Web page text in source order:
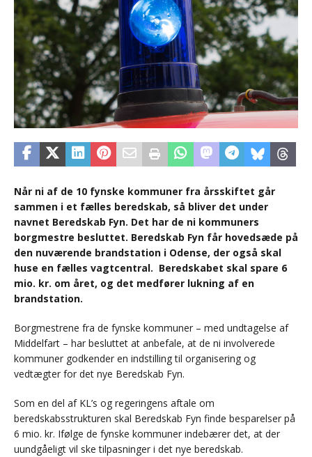
Når ni af de 10 fynske kommuner fra årsskiftet går
sammen i et fælles beredskab, så bliver det under
navnet Beredskab Fyn. Det har de ni kommuners
borgmestre besluttet. Beredskab Fyn får hovedsæde på
den nuværende brandstation i Odense, der også skal
huse en fælles vagtcentral. Beredskabet skal spare 6
mio. kr. om året, og det medfører lukning af en
brandstation.
Borgmestrene fra de fynske kommuner – med undtagelse af
Middelfart – har besluttet at anbefale, at de ni involverede
kommuner godkender en indstilling til organisering og
vedtægter for det nye Beredskab Fyn.
Som en del af KL’s og regeringens aftale om
beredskabsstrukturen skal Beredskab Fyn finde besparelser på
6 mio. kr. Ifølge de fynske kommuner indebærer det, at der
uundgåeligt vil ske tilpasninger i det nye beredskab.